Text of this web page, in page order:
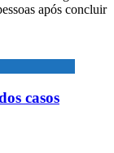
após concluir
casos